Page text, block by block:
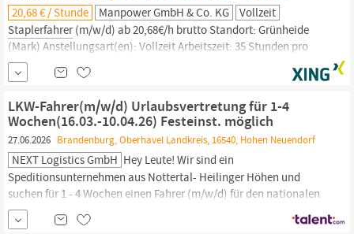
20,68 € / Stunde Manpower GmbH & Co. KG
Vollzeit
Staplerfahrer(m/w/d) ab 20,68€/h brutto Standort: Grünheide
(Mark) Anstellungsart(en): Vollzeit Arbeitszeit: 35 Stunden pro
Woche Zweck und Ziel der Stelle Sie suchen einen neuen Job als
Staplerfahrer? Wir haben den perfekten Job für Sie! Für unseren
Kunden, einen weltweit bekannten Elektroautomobilhersteller
suchen wir ab sofort...
LKW-Fahrer(m/w/d) Urlaubsvertretung für 1-4
Wochen(16.03.-10.04.26) Festeinst. möglich
27.06.2026 Brandenburg, Oberhavel Landkreis, 16540, Hohen Neuendorf
NEXT Logistics GmbH Hey Leute! Wir sind ein
Speditionsunternehmen aus Nottertal- Heilinger Höhen und
suchen für 1 - 4 Wochen einen Fahrer (m/w/d) für den nationalen
Nah- und Fernverkehr von Montag bis Freitag. Während der
Urlaubsvertretung (vom 16.03. - 10.04.) würdest du auf Gestellen